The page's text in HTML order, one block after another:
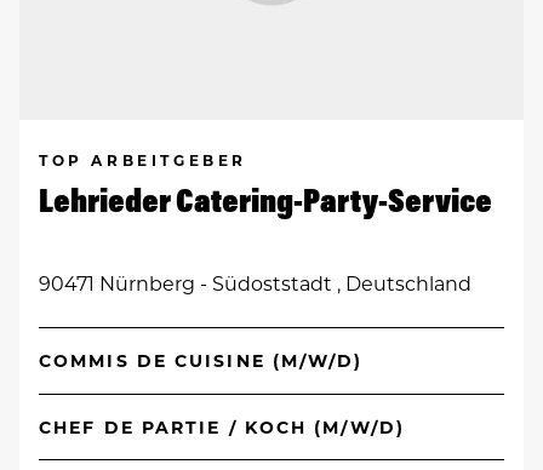
TOP ARBEITGEBER
Lehrieder Catering-Party-Service
90471 Nürnberg - Südoststadt , Deutschland
COMMIS DE CUISINE (M/W/D)
CHEF DE PARTIE / KOCH (M/W/D)